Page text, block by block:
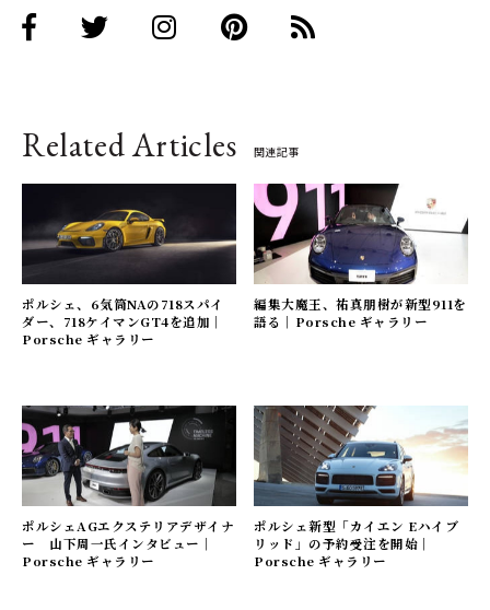
Related Articles 関連記事
ポルシェ、6気筒NAの718スパイ
ダー、718ケイマンGT4を追加｜
Porsche ギャラリー
編集大魔王、祐真朋樹が新型911を
語る｜Porsche ギャラリー
ポルシェAGエクステリアデザイナ
ー 山下周一氏インタビュー｜
Porsche ギャラリー
ポルシェ新型「カイエン Eハイブ
リッド」の予約受注を開始｜
Porsche ギャラリー